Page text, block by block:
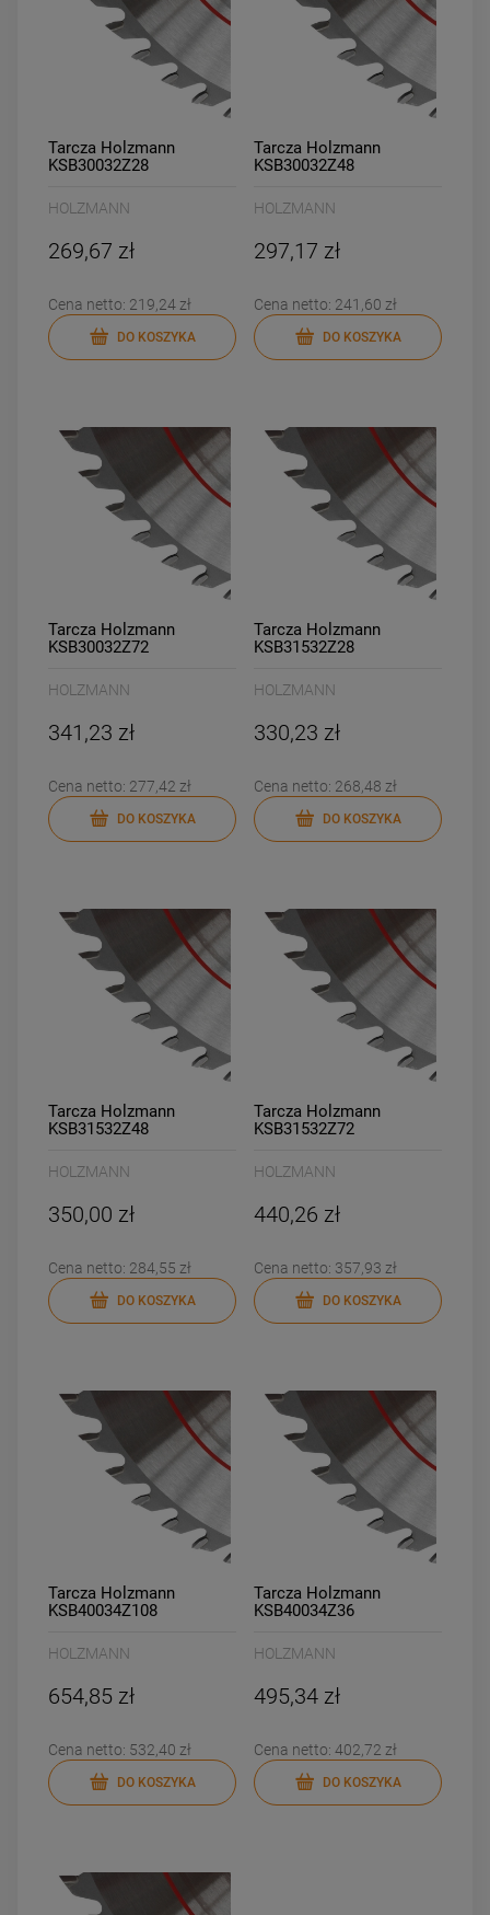
Tarcza Holzmann
KSB30032Z28
HOLZMANN
269,67 zł
Cena netto: 219,24 zł
DO KOSZYKA
Tarcza Holzmann
KSB30032Z48
HOLZMANN
297,17 zł
Cena netto: 241,60 zł
DO KOSZYKA
Tarcza Holzmann
KSB30032Z72
HOLZMANN
341,23 zł
Cena netto: 277,42 zł
DO KOSZYKA
Tarcza Holzmann
KSB31532Z28
HOLZMANN
330,23 zł
Cena netto: 268,48 zł
DO KOSZYKA
Tarcza Holzmann
KSB31532Z48
HOLZMANN
350,00 zł
Cena netto: 284,55 zł
DO KOSZYKA
Tarcza Holzmann
KSB31532Z72
HOLZMANN
440,26 zł
Cena netto: 357,93 zł
DO KOSZYKA
Tarcza Holzmann
KSB40034Z108
HOLZMANN
654,85 zł
Cena netto: 532,40 zł
DO KOSZYKA
Tarcza Holzmann
KSB40034Z36
HOLZMANN
495,34 zł
Cena netto: 402,72 zł
DO KOSZYKA